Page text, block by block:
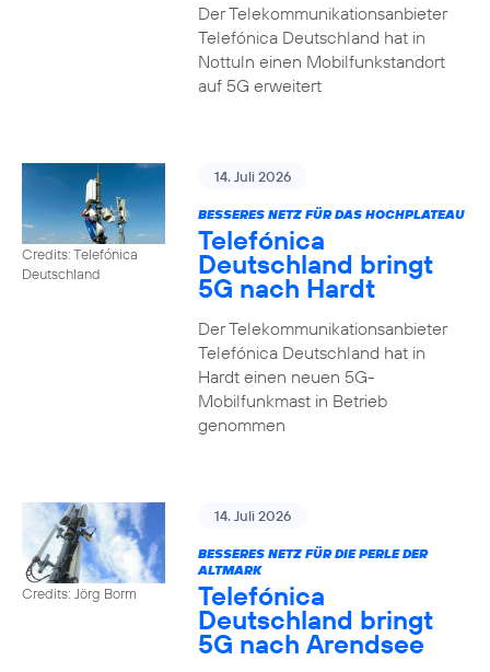
Der Telekommunikationsanbieter
Telefónica Deutschland hat in
Nottuln einen Mobilfunkstandort
auf 5G erweitert
Credits: Telefónica
Deutschland
14. Juli 2026
BESSERES NETZ FÜR DAS HOCHPLATEAU
Telefónica
Deutschland bringt
5G nach Hardt
Der Telekommunikationsanbieter
Telefónica Deutschland hat in
Hardt einen neuen 5G-
Mobilfunkmast in Betrieb
genommen
Credits: Jörg Borm
14. Juli 2026
BESSERES NETZ FÜR DIE PERLE DER
ALTMARK
Telefónica
Deutschland bringt
5G nach Arendsee